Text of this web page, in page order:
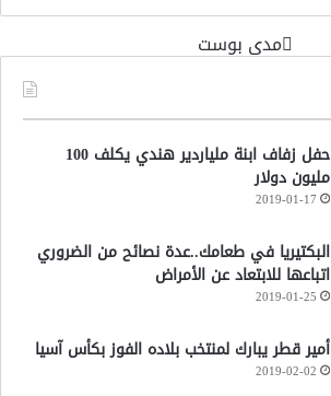
‏مدى بوست‏
حفل زفاف ابنة ملياردير هندي يكلف 100
مليون دولار
2019-01-17
البكتيريا في طعامك..عدة نصائح من الضروري
اتباعها للابتعاد عن الأمراض
2019-01-25
أمير قطر يبارك لمنتخب بلاده الفوز بكأس آسيا
2019-02-02